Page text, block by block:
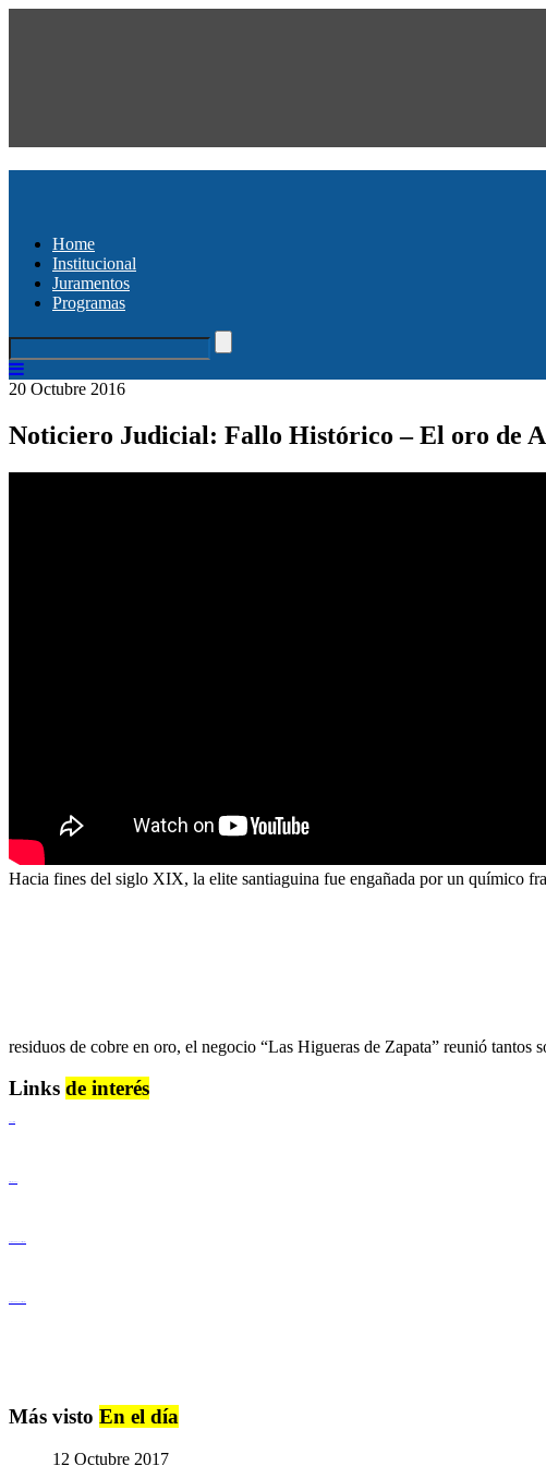
Home
Institucional
Juramentos
Programas
20 Octubre 2016
Noticiero Judicial: Fallo Histórico – El oro de
Hacia fines del siglo XIX, la elite santiaguina fue engañada por un químico
residuos de cobre en oro, el negocio “Las Higueras de Zapata” reunió tantos
Links de interés
Más visto En el día
12 Octubre 2017